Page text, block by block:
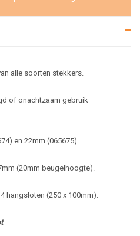
alle soorten stekkers.
of onachtzaam gebruik
en 22mm (065675).
(20mm beugelhoogte).
hangsloten (250 x 100mm).